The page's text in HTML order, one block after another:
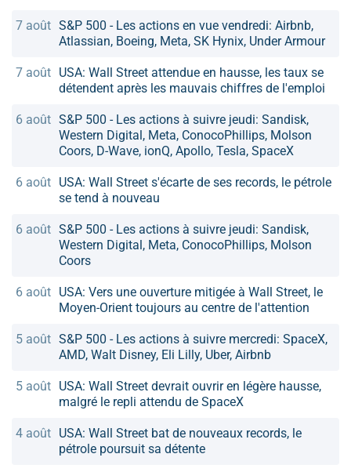
7 août S&P 500 - Les actions en vue vendredi: Airbnb,
Atlassian, Boeing, Meta, SK Hynix, Under Armour
7 août USA: Wall Street attendue en hausse, les taux se
détendent après les mauvais chiffres de l'emploi
6 août S&P 500 - Les actions à suivre jeudi: Sandisk,
Western Digital, Meta, ConocoPhillips, Molson
Coors, D-Wave, ionQ, Apollo, Tesla, SpaceX
6 août USA: Wall Street s'écarte de ses records, le pétrole
se tend à nouveau
6 août S&P 500 - Les actions à suivre jeudi: Sandisk,
Western Digital, Meta, ConocoPhillips, Molson
Coors
6 août USA: Vers une ouverture mitigée à Wall Street, le
Moyen-Orient toujours au centre de l'attention
5 août S&P 500 - Les actions à suivre mercredi: SpaceX,
AMD, Walt Disney, Eli Lilly, Uber, Airbnb
5 août USA: Wall Street devrait ouvrir en légère hausse,
malgré le repli attendu de SpaceX
4 août USA: Wall Street bat de nouveaux records, le
pétrole poursuit sa détente